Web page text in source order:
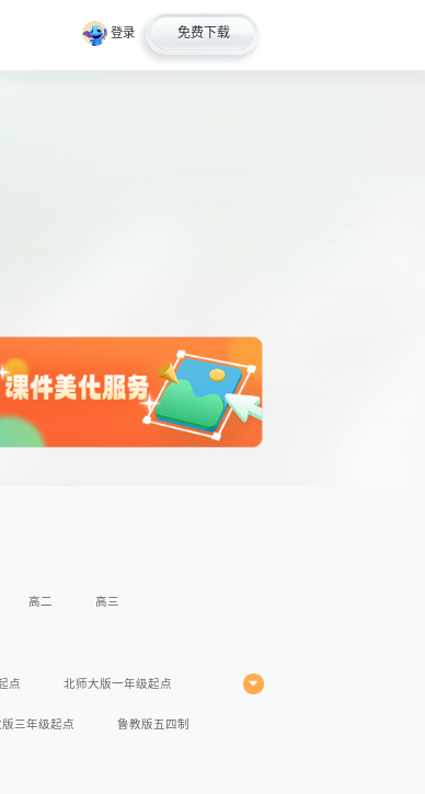
登录 免费下载
高二 高三
点 北师大版一年级起点
版三年级起点 鲁教版五四制